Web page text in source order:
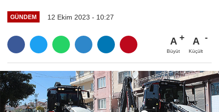
GÜNDEM 12 Ekim 2023 - 10:27
A
Büyüt
A
Küçült